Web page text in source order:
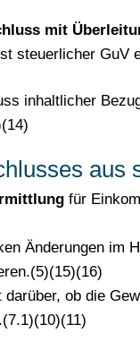
mit
steuerlicher GuV
inhaltlicher
aus
für
Änderungen im
ob die